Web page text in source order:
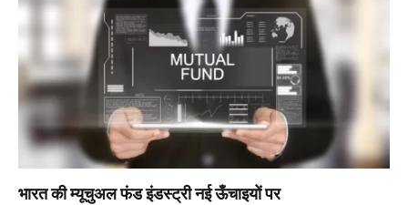
भारत की म्यूचुअल फंड इंडस्ट्री नई ऊँचाइयों पर